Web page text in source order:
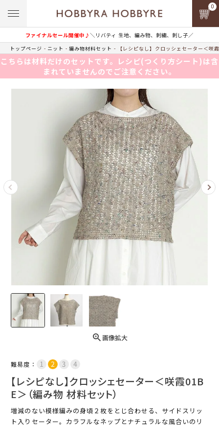
ファイナルセール開催中♪＼リバティ 生地、編み物、刺繍、刺し子／
0
トップページ ニット 編み物材料セット 【レシピなし】クロッシェセーター＜咲
こちらは材料だけのセットです。レシピ(つくり方シート)は含
まれていませんのでご注意ください。
画像拡大
難易度：
【レシピなし】クロッシェセーター＜咲霞01B
E＞（編み物 材料セット）
増減のない模様編みの身頃２枚をとじ合わせる、サイドスリッ
ト入りセーター。カラフルなネップとナチュラルな風合いのリ